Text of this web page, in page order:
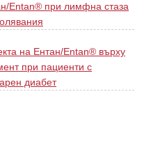
Entan® при лимфна стаза
на Ентан/Entan® върху
при пациенти с
диабет